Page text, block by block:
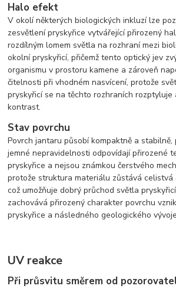
Halo efekt
V okolí některých biologických inkluzí lze
zesvětlení pryskyřice vytvářející přirozený
rozdílným lomem světla na rozhraní mezi
okolní pryskyřicí, přičemž tento optický jev
organismu v prostoru kamene a zároveň
čitelnosti při vhodném nasvícení, protože
pryskyřicí se na těchto rozhraních rozptyluje
kontrast.
Stav povrchu
Povrch jantaru působí kompaktně a stabilně,
jemné nepravidelnosti odpovídají přirozené
pryskyřice a nejsou známkou čerstvého
protože struktura materiálu zůstává celistvá
což umožňuje dobrý průchod světla
zachovává přirozený charakter povrchu
pryskyřice a následného geologického
UV reakce
Při průsvitu směrem od